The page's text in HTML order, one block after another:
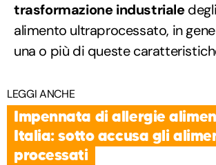
trasformazione industriale
alimento ultraprocessato, in
una o più di queste
LEGGI ANCHE
Impennata di allergie
Italia: sotto accusa gli
processati